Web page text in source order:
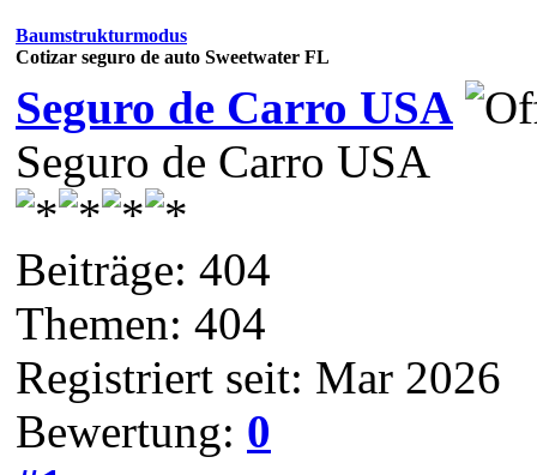
Baumstrukturmodus
Cotizar seguro de auto Sweetwater FL
Seguro de Carro USA
Seguro de Carro USA
Beiträge: 404
Themen: 404
Registriert seit: Mar 2026
Bewertung: 0